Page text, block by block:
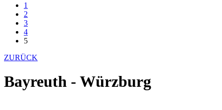
1
2
3
4
5
ZURÜCK
Bayreuth - Würzburg